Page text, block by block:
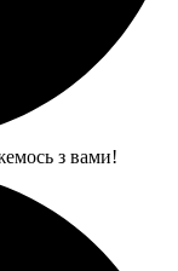
з вами!